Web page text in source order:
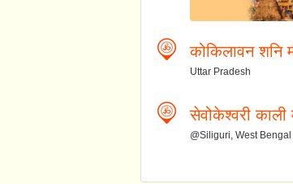
कोकिलावन शनि
Uttar Pradesh
सेवोकेश्वरी काली
@Siliguri, West Bengal